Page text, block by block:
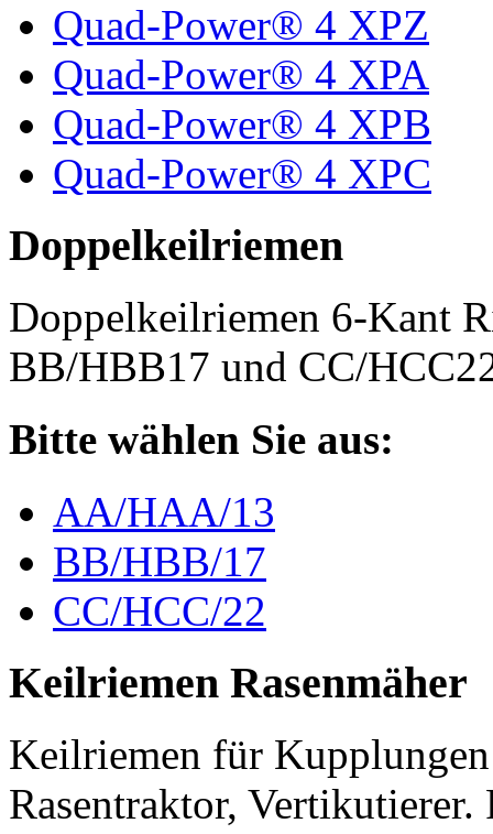
Quad-Power® 4 XPZ
Quad-Power® 4 XPA
Quad-Power® 4 XPB
Quad-Power® 4 XPC
Doppelkeilriemen
Doppelkeilriemen 6-Kant
BB/HBB17 und CC/
Bitte wählen Sie aus:
AA/HAA/13
BB/HBB/17
CC/HCC/22
Keilriemen Rasenmäher
Keilriemen für Kupplungen
Rasentraktor,